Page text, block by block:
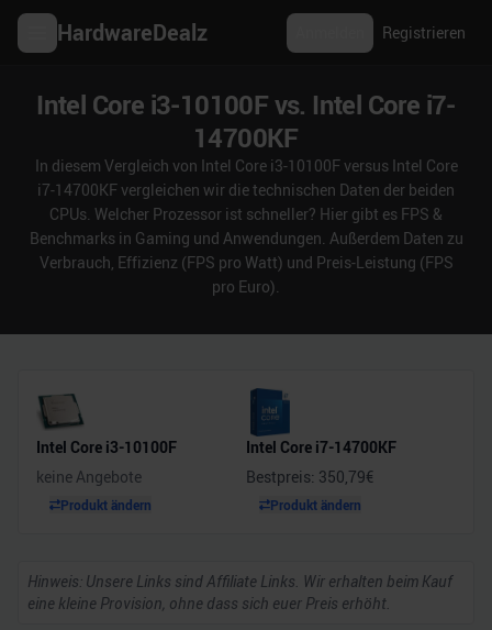
HardwareDealz Registrieren
Intel Core i3-10100F vs. Intel Core i7-
14700KF
In diesem Vergleich von Intel Core i3-10100F versus Intel Core
i7-14700KF vergleichen wir die technischen Daten der beiden
CPUs. Welcher Prozessor ist schneller? Hier gibt es FPS &
Benchmarks in Gaming und Anwendungen. Außerdem Daten zu
Verbrauch, Effizienz (FPS pro Watt) und Preis-Leistung (FPS
pro Euro).
Intel Core i3-10100F
keine Angebote
Produkt ändern
Intel Core i7-14700KF
Bestpreis: 350,79€
Produkt ändern
Hinweis: Unsere Links sind Affiliate Links. Wir erhalten beim Kauf
eine kleine Provision, ohne dass sich euer Preis erhöht.